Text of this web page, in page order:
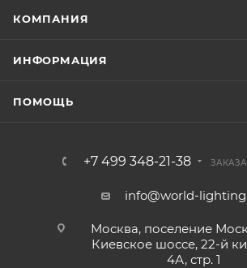
КОМПАНИЯ
ИНФОРМАЦИЯ
ПОМОЩЬ
+7 499 348-21-38
info@world-
Москва, поселение
Киевское шоссе, 22-й
4А, стр. 1